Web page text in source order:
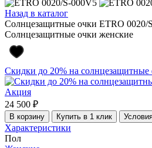
Назад в каталог
Солнцезащитные очки ETRO 0020/
Солнцезащитные очки женские
Скидки до 20% на солнцезащитные
Акция
24 500 ₽
В корзину Купить в 1 клик
Характеристики
Пол